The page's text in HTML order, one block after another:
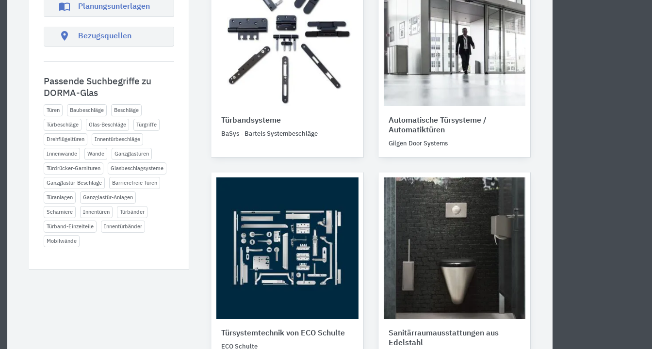
import_contacts Planungsunterlagen
location_on Bezugsquellen
Passende Suchbegriffe zu
DORMA-Glas
Türen Baubeschläge Beschläge
Türbeschläge Glas-Beschläge Türgriffe
Drehflügeltüren Innentürbeschläge
Innenwände Wände Ganzglastüren
Türdrücker-Garnituren Glasbeschlagsysteme
Ganzglastür-Beschläge Barrierefreie Türen
Türanlagen Ganzglastür-Anlagen
Scharniere Innentüren Türbänder
Türband-Einzelteile Innentürbänder
Mobilwände
Türbandsysteme
BaSys - Bartels Systembeschläge
Automatische Türsysteme /
Automatiktüren
Gilgen Door Systems
Türsystemtechnik von ECO Schulte
ECO Schulte
Sanitärraumausstattungen aus
Edelstahl